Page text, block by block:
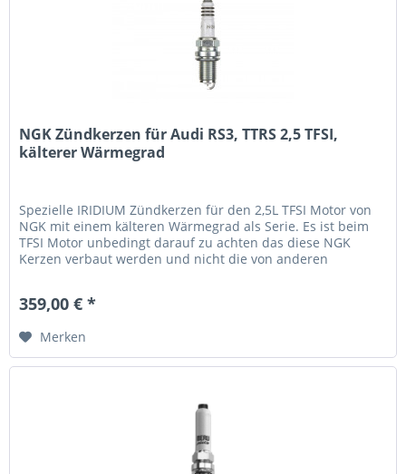
NGK Zündkerzen für Audi RS3, TTRS 2,5 TFSI,
kälterer Wärmegrad
Spezielle IRIDIUM Zündkerzen für den 2,5L TFSI Motor von
NGK mit einem kälteren Wärmegrad als Serie. Es ist beim
TFSI Motor unbedingt darauf zu achten das diese NGK
Kerzen verbaut werden und nicht die von anderen
359,00 € *
Merken